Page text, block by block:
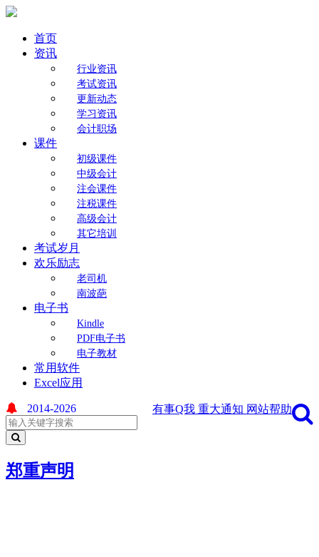
首页
资讯
行业资讯
考试资讯
更新动态
学习资讯
会计职场
课件
初级课件
中级会计
注会课件
注税课件
高级会计
其它培训
考试岁月
欢乐励志
老司机
南波葩
电子书
Kindle
PDF电子书
电子教材
常用软件
Excel应用
有事Q我 重大通知 网站帮助
2014-2026
郑重声明